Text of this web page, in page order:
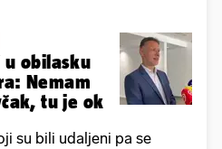
u obilasku
Nemam
tu je ok
su bili udaljeni pa se